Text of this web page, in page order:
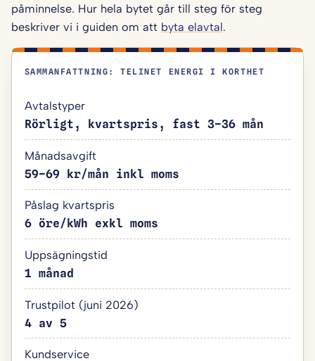
påminnelse. Hur hela bytet går till steg för steg
beskriver vi i guiden om att byta elavtal.
SAMMANFATTNING: TELINET ENERGI I KORTHET
Avtalstyper
Rörligt, kvartspris, fast 3–36 mån
Månadsavgift
59–69 kr/mån inkl moms
Påslag kvartspris
6 öre/kWh exkl moms
Uppsägningstid
1 månad
Trustpilot (juni 2026)
4 av 5
Kundservice